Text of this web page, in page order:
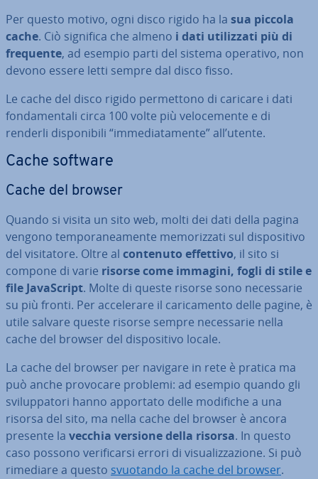
Per questo motivo, ogni disco rigido ha la sua piccola
cache. Ciò significa che almeno i dati uti­liz­za­ti più di
frequente, ad esempio parti del sistema operativo, non
devono essere letti sempre dal disco fisso.
Le cache del disco rigido per­met­to­no di caricare i dati
fon­da­men­ta­li circa 100 volte più ve­lo­ce­men­te e di
renderli di­spo­ni­bi­li “im­me­dia­ta­men­te” all’utente.
Cache software
Cache del browser
Quando si visita un sito web, molti dei dati della pagina
vengono tem­po­ra­nea­men­te me­mo­riz­za­ti sul di­spo­si­ti­vo
del vi­si­ta­to­re. Oltre al contenuto effettivo, il sito si
compone di varie risorse come immagini, fogli di stile e
file Ja­va­Script. Molte di queste risorse sono ne­ces­sa­rie
su più fronti. Per ac­ce­le­ra­re il ca­ri­ca­men­to delle pagine, è
utile salvare queste risorse sempre ne­ces­sa­rie nella
cache del browser del di­spo­si­ti­vo locale.
La cache del browser per navigare in rete è pratica ma
può anche provocare problemi: ad esempio quando gli
svi­lup­pa­to­ri hanno apportato delle modifiche a una
risorsa del sito, ma nella cache del browser è ancora
presente la vecchia versione della risorsa. In questo
caso possono ve­ri­fi­car­si errori di vi­sua­liz­za­zio­ne. Si può
rimediare a questo svuotando la cache del browser.